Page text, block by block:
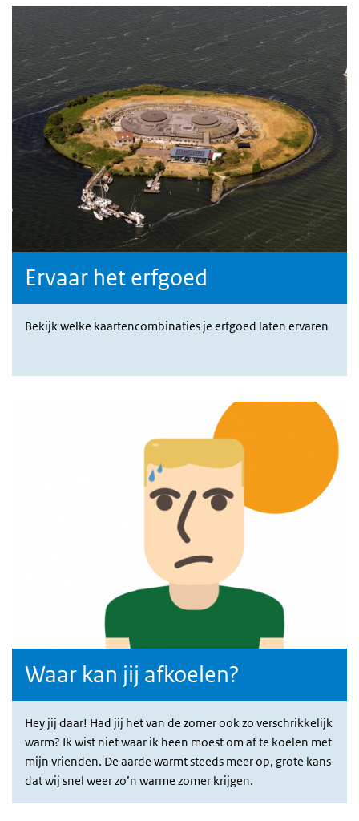
Ervaar het erfgoed
Bekijk welke kaartencombinaties je erfgoed laten ervaren
Waar kan jij afkoelen?
Hey jij daar! Had jij het van de zomer ook zo verschrikkelijk
warm? Ik wist niet waar ik heen moest om af te koelen met
mijn vrienden. De aarde warmt steeds meer op, grote kans
dat wij snel weer zo’n warme zomer krijgen.